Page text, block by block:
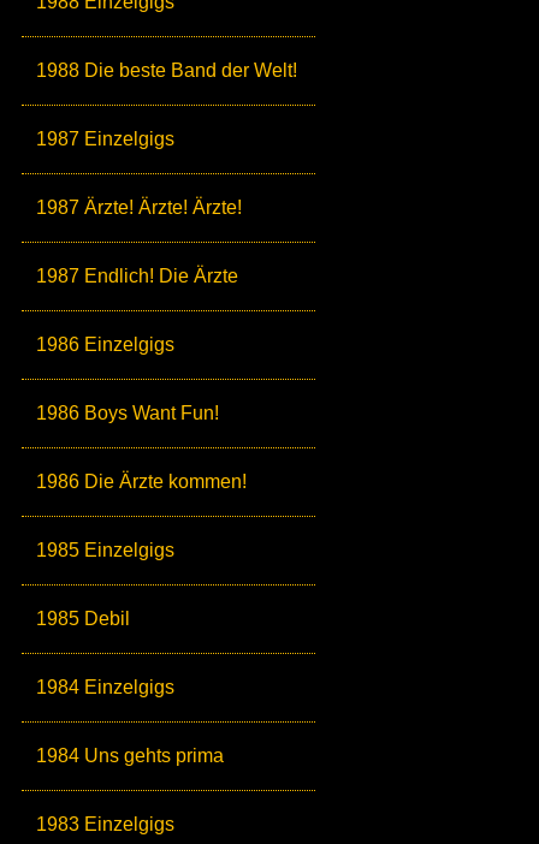
1988 Die beste Band der Welt!
1987 Einzelgigs
1987 Ärzte! Ärzte! Ärzte!
1987 Endlich! Die Ärzte
1986 Einzelgigs
1986 Boys Want Fun!
1986 Die Ärzte kommen!
1985 Einzelgigs
1985 Debil
1984 Einzelgigs
1984 Uns gehts prima
1983 Einzelgigs